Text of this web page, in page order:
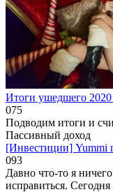
Итоги ушедшего 2020
075
Подводим итоги и
Пассивный доход
[Инвестиции] Yummi
093
Давно что-то я
исправиться.